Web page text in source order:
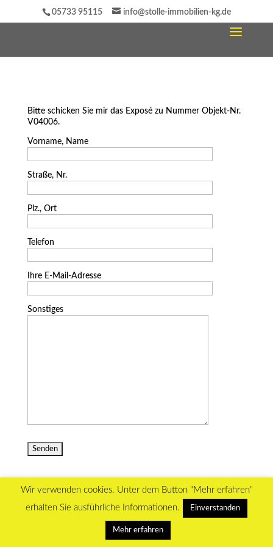
05733 95115 info@stolle-immobilien-kg.de
Bitte schicken Sie mir das Exposé zu Nummer Objekt-Nr.
V04006.
Vorname, Name
Straße, Nr.
Plz., Ort
Telefon
Ihre E-Mail-Adresse
Sonstiges
WordPress Themes designed by Designers Inn
Wir verwenden cookies. Unter dem Button "Mehr erfahren"
erhalten Sie ausführliche Informationen.
Einverstanden
Mehr erfahren